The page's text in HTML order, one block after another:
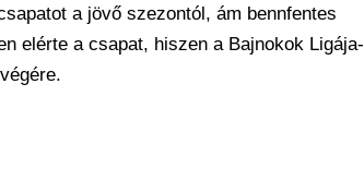
a jövő szezontól, ám bennfentes
elérte a csapat, hiszen a Bajnokok Ligája-